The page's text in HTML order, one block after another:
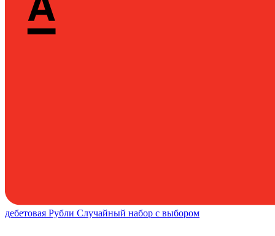
дебетовая Рубли Случайный набор с выбором